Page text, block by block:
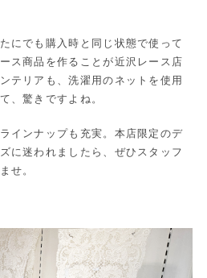
にでも購入時と同じ状態で使って
ス商品を作ることが近沢レース店
テリアも、洗濯用のネットを使用
、驚きですよね。
インナップも充実。本店限定のデ
に迷われましたら、ぜひスタッフ
せ。